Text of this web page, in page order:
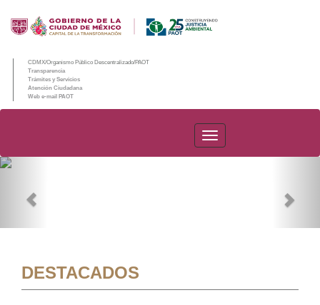
CDMX/Organismo Público Descentralizado/PAOT
Transparencia
Trámites y Servicios
Atención Ciudadana
Web e-mail PAOT
PAOT
DESTACADOS